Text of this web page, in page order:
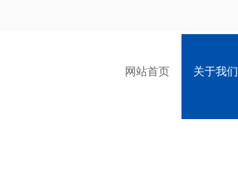
网站首页 关于我们